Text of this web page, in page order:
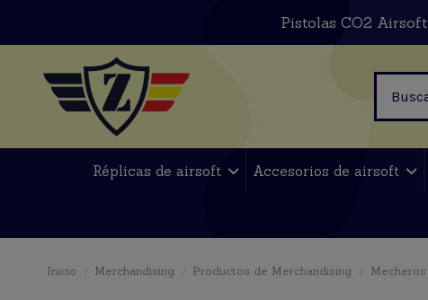
Pistolas CO2 Airsoft
Réplicas de airsoft Accesorios de airsoft
Inicio Merchandising Productos de Merchandising Mecheros